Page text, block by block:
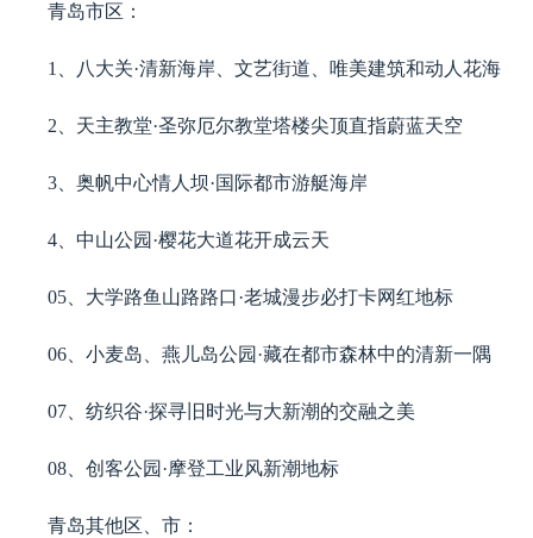
青岛市区：
1、八大关·清新海岸、文艺街道、唯美建筑和动人花海
2、天主教堂·圣弥厄尔教堂塔楼尖顶直指蔚蓝天空
3、奥帆中心情人坝·国际都市游艇海岸
4、中山公园·樱花大道花开成云天
05、大学路鱼山路路口·老城漫步必打卡网红地标
06、小麦岛、燕儿岛公园·藏在都市森林中的清新一隅
07、纺织谷·探寻旧时光与大新潮的交融之美
08、创客公园·摩登工业风新潮地标
青岛其他区、市：